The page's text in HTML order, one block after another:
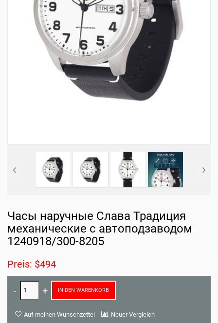
Часы наручные Слава Традиция
механические с автоподзаводом
1240918/300-8205
Preis: $494
IN DEN WARENKORB
Auf meinen Wunschzettel Neuer Vergleich